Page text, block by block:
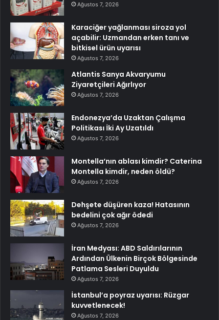
Ağustos 7, 2026
Karaciğer yağlanması siroza yol
açabilir: Uzmandan erken tanı ve
bitkisel ürün uyarısı
Ağustos 7, 2026
Atlantis Sanya Akvaryumu
Ziyaretçileri Ağırlıyor
Ağustos 7, 2026
Endonezya’da Uzaktan Çalışma
Politikası İki Ay Uzatıldı
Ağustos 7, 2026
Montella’nın ablası kimdir? Caterina
Montella kimdir, neden öldü?
Ağustos 7, 2026
Dehşete düşüren kaza! Hatasının
bedelini çok ağır ödedi
Ağustos 7, 2026
İran Medyası: ABD Saldırılarının
Ardından Ülkenin Birçok Bölgesinde
Patlama Sesleri Duyuldu
Ağustos 7, 2026
İstanbul’a poyraz uyarısı: Rüzgar
kuvvetlenecek!
Ağustos 7, 2026